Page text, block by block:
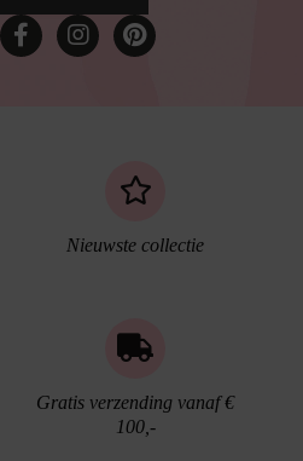
Nieuwste collectie
Gratis verzending vanaf €
100,-